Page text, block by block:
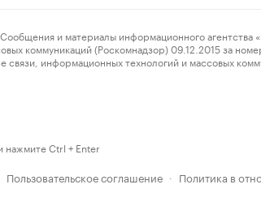
и материалы информационного агентства
коммуникаций (Роскомнадзор) 09.12.2015 за
информационных технологий и массовых
нажмите Ctrl + Enter
Пользовательское соглашение · Политика в